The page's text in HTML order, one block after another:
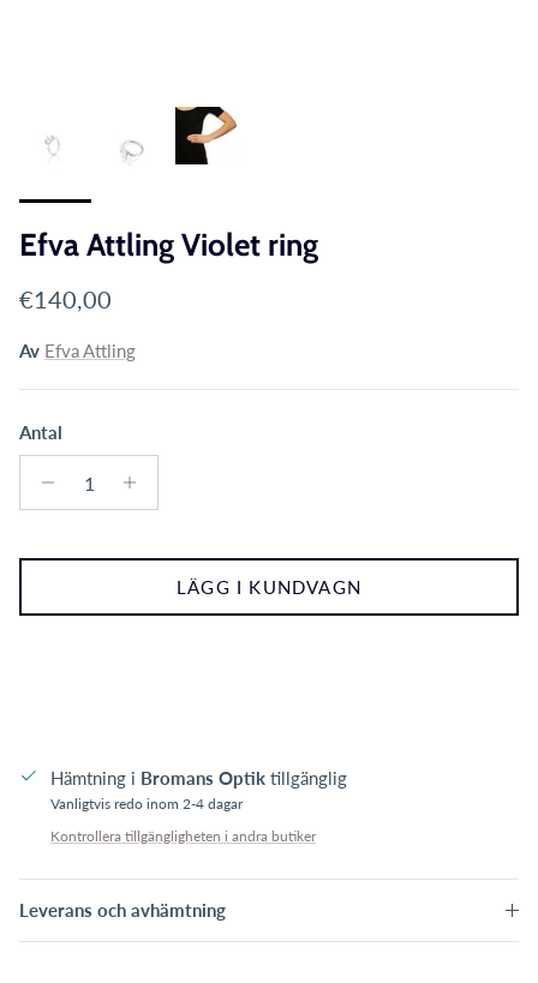
Efva Attling Violet ring
Translation missing:
€140,00
Av Efva Attling
Antal
LÄGG I KUNDVAGN
Hämtning i Bromans Optik tillgänglig
Vanligtvis redo inom 2-4 dagar
Kontrollera tillgängligheten i andra butiker
Leverans och avhämtning